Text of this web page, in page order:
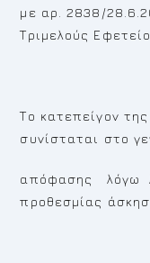
με αρ. 2838/
Τριμελούς
Το κατεπείγον
συνίσταται στο
απόφασης λόγω
προθεσμίας